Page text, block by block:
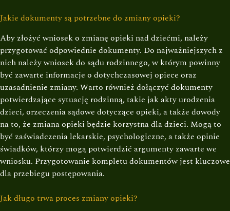
Jakie dokumenty są potrzebne do zmiany opieki?
Aby złożyć wniosek o zmianę opieki nad dziećmi, należy
przygotować odpowiednie dokumenty. Do najważniejszych z
nich należy wniosek do sądu rodzinnego, w którym powinny
być zawarte informacje o dotychczasowej opiece oraz
uzasadnienie zmiany. Warto również dołączyć dokumenty
potwierdzające sytuację rodzinną, takie jak akty urodzenia
dzieci, orzeczenia sądowe dotyczące opieki, a także dowody
na to, że zmiana opieki będzie korzystna dla dzieci. Mogą to
być zaświadczenia lekarskie, psychologiczne, a także opinie
świadków, którzy mogą potwierdzić argumenty zawarte we
wniosku. Przygotowanie kompletu dokumentów jest kluczowe
dla przebiegu postępowania.
Jak długo trwa proces zmiany opieki?